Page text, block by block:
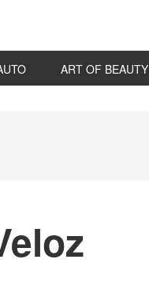
ART OF BEAUTY